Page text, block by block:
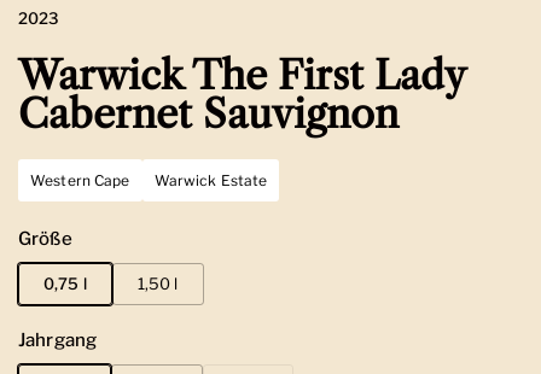
2023
Warwick The First Lady
Cabernet Sauvignon
Western Cape Warwick Estate
Größe
0,75 l 1,50 l
Jahrgang